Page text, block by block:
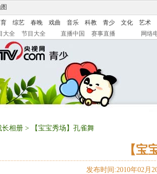
综艺 春晚 戏曲 音乐 科教 青少 文化
艺术
大全 节目大全 直播中国 赛事直播 网络
长相册 > 【宝宝秀场】孔雀舞
【宝
发布时间:2010年02月